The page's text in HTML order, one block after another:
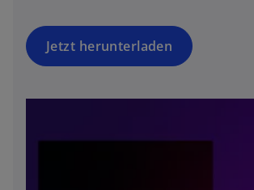
Jetzt herunterladen